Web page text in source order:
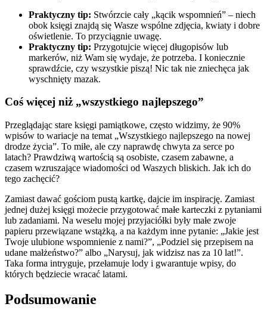
Praktyczny tip: Stwórzcie cały „kącik wspomnień” – niech
obok księgi znajdą się Wasze wspólne zdjęcia, kwiaty i dobre
oświetlenie. To przyciągnie uwagę.
Praktyczny tip: Przygotujcie więcej długopisów lub
markerów, niż Wam się wydaje, że potrzeba. I koniecznie
sprawdźcie, czy wszystkie piszą! Nic tak nie zniechęca jak
wyschnięty mazak.
Coś więcej niż „wszystkiego najlepszego”
Przeglądając stare księgi pamiątkowe, często widzimy, że 90%
wpisów to wariacje na temat „Wszystkiego najlepszego na nowej
drodze życia”. To miłe, ale czy naprawdę chwyta za serce po
latach? Prawdziwą wartością są osobiste, czasem zabawne, a
czasem wzruszające wiadomości od Waszych bliskich. Jak ich do
tego zachęcić?
Zamiast dawać gościom pustą kartkę, dajcie im inspirację. Zamiast
jednej dużej księgi możecie przygotować małe karteczki z pytaniami
lub zadaniami. Na weselu mojej przyjaciółki były małe zwoje
papieru przewiązane wstążką, a na każdym inne pytanie: „Jakie jest
Twoje ulubione wspomnienie z nami?”, „Podziel się przepisem na
udane małżeństwo?” albo „Narysuj, jak widzisz nas za 10 lat!”.
Taka forma intryguje, przełamuje lody i gwarantuje wpisy, do
których będziecie wracać latami.
Podsumowanie